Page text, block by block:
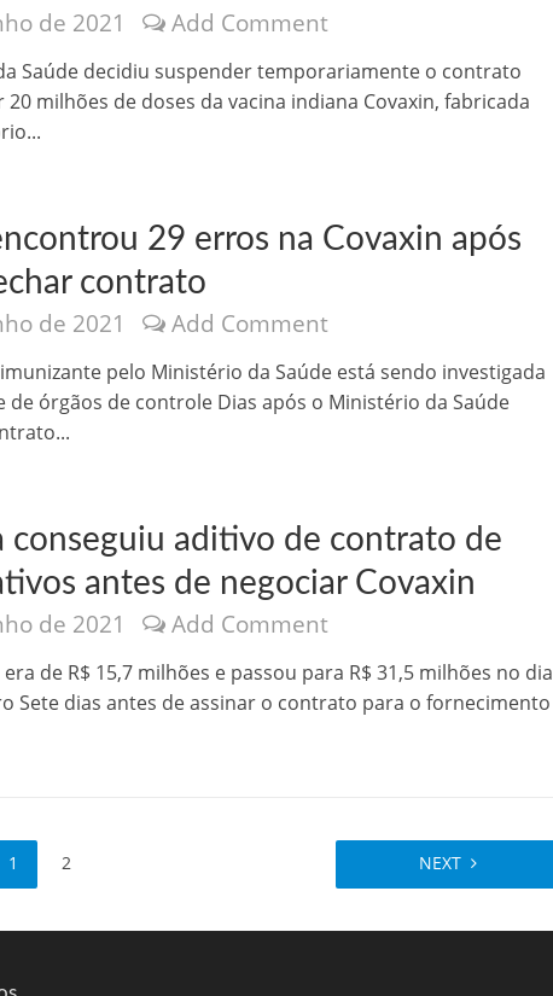
de 2021 Add Comment
Saúde decidiu suspender temporariamente o contrato
milhões de doses da vacina indiana Covaxin, fabricada
29 erros na Covaxin após
contrato
de 2021 Add Comment
pelo Ministério da Saúde está sendo investigada
de órgãos de controle Dias após o Ministério da Saúde
conseguiu aditivo de contrato de
antes de negociar Covaxin
de 2021 Add Comment
de R$ 15,7 milhões e passou para R$ 31,5 milhões no dia
Sete dias antes de assinar o contrato para o fornecimento
1 2 NEXT